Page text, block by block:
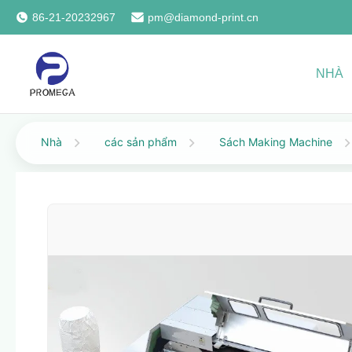
86-21-20232967 pm@diamond-print.cn
NHÀ
Nhà các sản phẩm Sách Making Machine